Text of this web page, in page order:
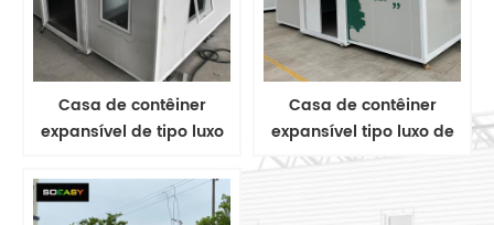
Casa de contêiner
expansível de tipo luxo
banheiro para a
Austrália
Casa de contêiner
expansível tipo luxo de
dois quartos com um